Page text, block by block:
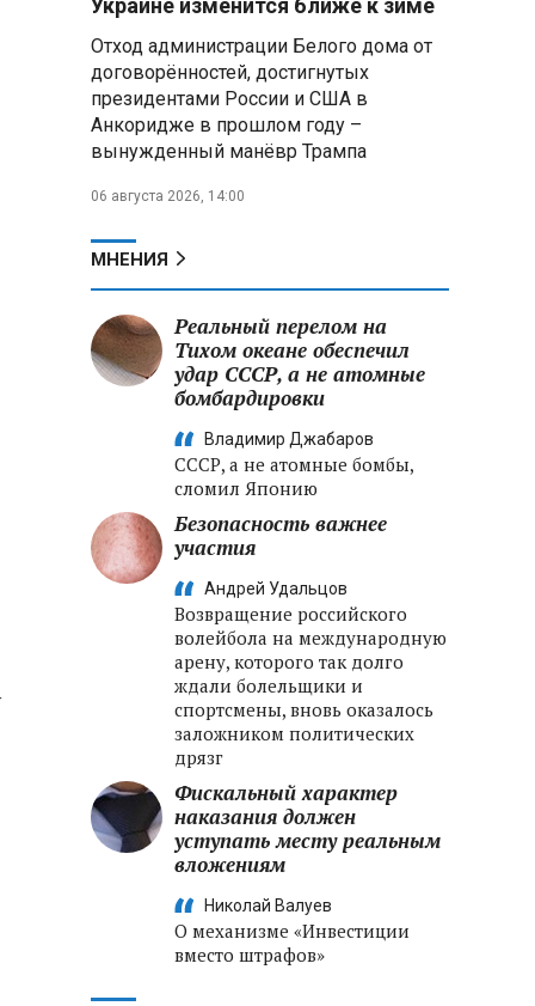
Президент Алжира готовится
к визиту в Беларусь — МИД
Алжира
300 жителей Курской области,
неизвестной
Второй энергоблок БелАЭС
вновь вышел на номинальную
мощность после диагностики
оборудования
Украине изменится ближе к зиме
Отход администрации Белого дома от
договорённостей, достигнутых
президентами России и США в
Анкоридже в прошлом году –
вынужденный манёвр Трампа
06 августа 2026, 14:00
МНЕНИЯ
Реальный перелом на
Тихом океане обеспечил
удар СССР, а не атомные
бомбардировки
Владимир Джабаров
СССР, а не атомные бомбы,
сломил Японию
Безопасность важнее
участия
Андрей Удальцов
Возвращение российского
волейбола на международную
арену, которого так долго
ждали болельщики и
спортсмены, вновь оказалось
заложником политических
дрязг
Фискальный характер
наказания должен
уступать месту реальным
вложениям
Николай Валуев
О механизме «Инвестиции
вместо штрафов»